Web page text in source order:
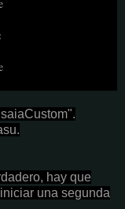
hay que
una segunda